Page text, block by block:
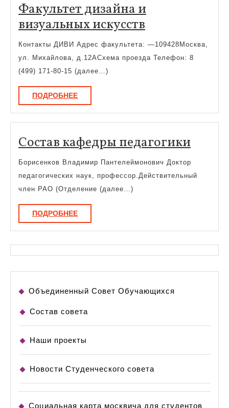
Факультет дизайна и
визуальных искусствФакультет
дизайна
и
Контакты ДИВИ Адрес факультета: —109428Москва,
ул. Михайлова, д.12АСхема проезда Телефон: 8
(499) 171-80-15 (далее…)
ПОДРОБНЕЕПОДРОБНЕЕ
Состав кафедры педагогики
Борисенков Владимир Пантелеймонович Доктор
педагогических наук, профессор.Действительный
член РАО (Отделение (далее…)
ПОДРОБНЕЕПОДРОБНЕЕ
Объединенный Совет Обучающихся
Состав совета
Наши проекты
Новости Студенческого совета
Социальная карта москвича для студентов